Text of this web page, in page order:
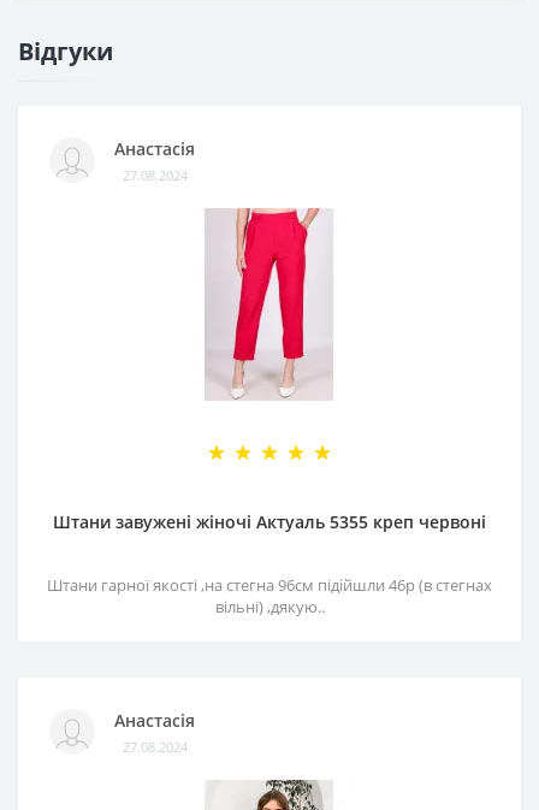
Відгуки
Анастасія
27.08.2024
Штани завужені жіночі Актуаль 5355 креп червоні
Штани гарної якості ,на стегна 96см підійшли 46р (в стегнах
вільні) ,дякую..
Анастасія
27.08.2024